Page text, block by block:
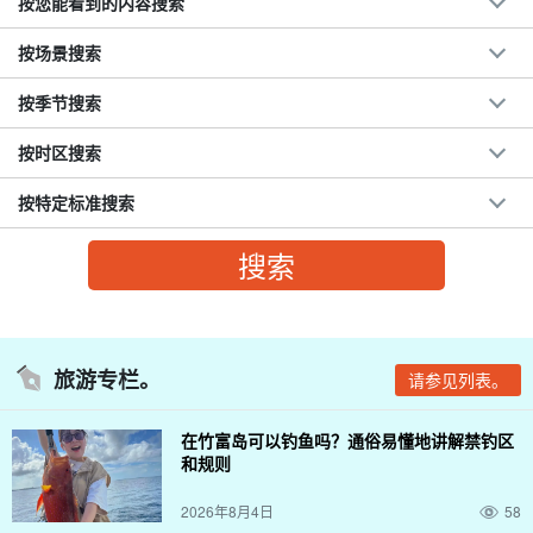
按场景搜索
按季节搜索
按时区搜索
按特定标准搜索
旅游专栏。 请参见列表。
在竹富岛可以钓鱼吗？通俗易懂地讲解禁钓区
和规则
2026年8月4日 58